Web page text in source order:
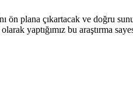
ön plana çıkartacak ve doğru
yaptığımız bu araştırma